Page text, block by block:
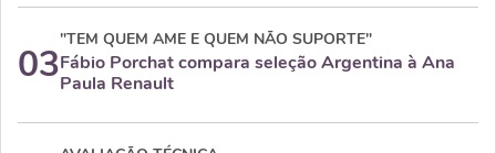
03
"TEM QUEM AME E QUEM NÃO SUPORTE"
Fábio Porchat compara seleção Argentina à Ana
Paula Renault